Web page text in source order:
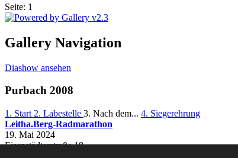
Seite: 1
Gallery Navigation
Diashow ansehen
Purbach 2008
1. Start 2. Labestelle 3. Nach dem... 4. Siegerehrung
Leitha.Berg-Radmarathon
19. Mai 2024
Eisenstädterstraße 18